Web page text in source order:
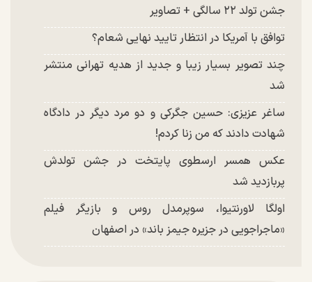
جشن تولد ۲۲ سالگی + تصاویر
توافق با آمریکا در انتظار تایید نهایی شعام؟
چند تصویر بسیار زیبا و جدید از هدیه تهرانی منتشر
شد
ساغر عزیزی: حسین جگرکی و دو مرد دیگر در دادگاه
شهادت دادند که من زنا کردم!
عکس همسر ارسطوی پایتخت در جشن تولدش
پربازدید شد
اولگا لاورنتیوا، سوپرمدل روس و بازیگر فیلم
«ماجراجویی در جزیره جیمز باند» در اصفهان